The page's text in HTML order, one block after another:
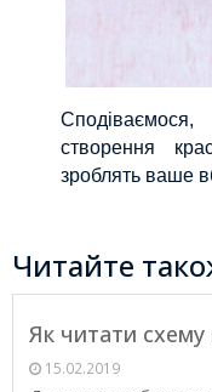
створення
зроблять ваше
Читайте
Як читати схему
15.02.2019